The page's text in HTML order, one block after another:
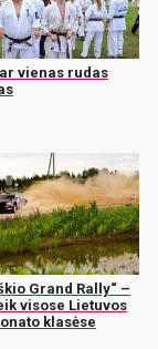
vienas rudas
Grand Rally“ –
visose Lietuvos
klasėse